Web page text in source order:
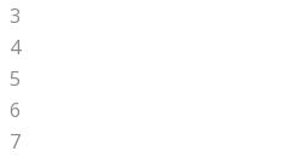
3
4
5
6
7